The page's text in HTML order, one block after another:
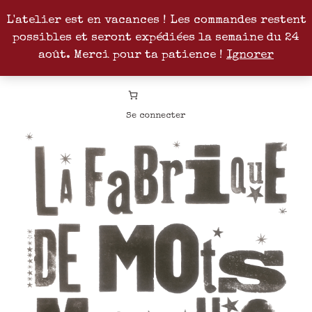
L'atelier est en vacances ! Les commandes restent
possibles et seront expédiées la semaine du 24
août. Merci pour ta patience ! Ignorer
InstagramPinterest Patreon
Se connecter